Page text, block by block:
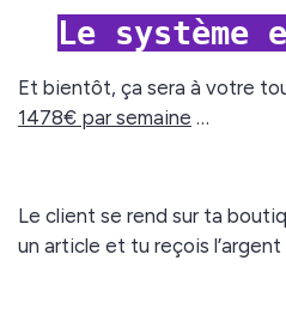
Le système
Et bientôt, ça sera à votre
1478€ par semaine …
Le client se rend sur ta
un article et tu reçois